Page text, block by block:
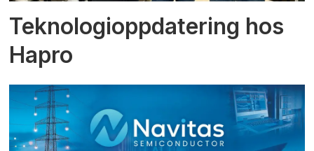
Teknologioppdatering hos
Hapro